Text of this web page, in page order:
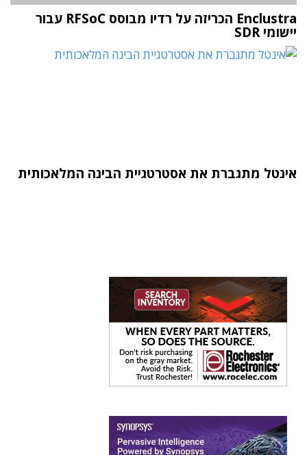
Enclustra הכריזה על רדיו מבוסס RFSoC עבור
יישומי SDR
אינטל מתגברת את אסטרטגיית הבינה המלאכותית